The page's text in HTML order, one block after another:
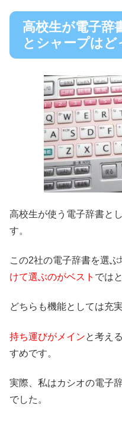
高校生が電子辞
とシャープは
高校生が使う電子辞書と
す。
この2社の電子辞書を選ぶ
けて選ぶのがベスト では
どちらも機能としては充
持ち運びがメインと考え
すめです。
実際、私はカシオの電子
でした。